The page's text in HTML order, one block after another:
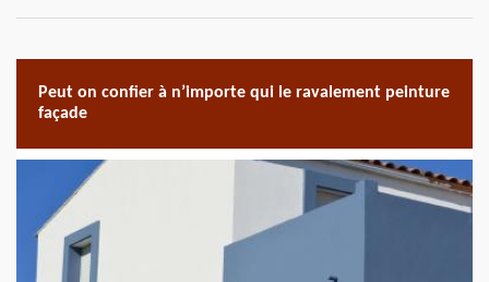
Peut on confier à n’importe qui le ravalement peinture
façade